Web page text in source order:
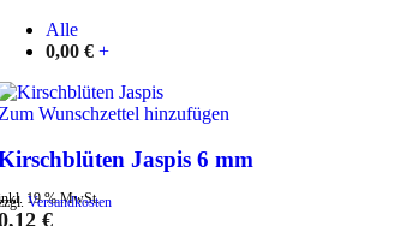
Alle
0,00 € +
Wunschzettel hinzufügen
Jaspis 6 mm
19 % MwSt.
Versandkosten
€